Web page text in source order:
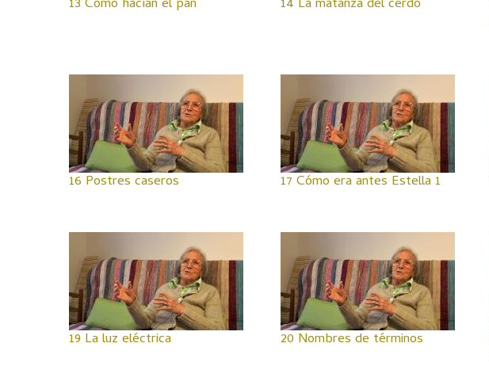
13 Cómo hacían el pan 14 La matanza del cerdo
16 Postres caseros 17 Cómo era antes Estella 1
19 La luz eléctrica 20 Nombres de términos